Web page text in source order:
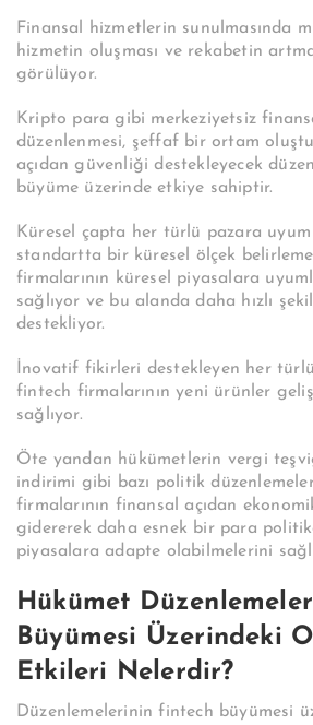
Finansal hizmetlerin sunulmasında
hizmetin oluşması ve rekabetin
görülüyor.
Kripto para gibi merkeziyetsiz
düzenlenmesi, şeffaf bir ortam
açıdan güvenliği destekleyecek
büyüme üzerinde etkiye sahiptir.
Küresel çapta her türlü pazara
standartta bir küresel ölçek
firmalarının küresel piyasalara
sağlıyor ve bu alanda daha hızlı
destekliyor.
İnovatif fikirleri destekleyen her
fintech firmalarının yeni ürünler
sağlıyor.
Öte yandan hükümetlerin vergi
indirimi gibi bazı politik
firmalarının finansal açıdan ekonomik
gidererek daha esnek bir para
piyasalara adapte olabilmelerini
Hükümet
Büyümesi Üzerindeki
Etkileri Nelerdir?
Düzenlemelerinin fintech büyümesi